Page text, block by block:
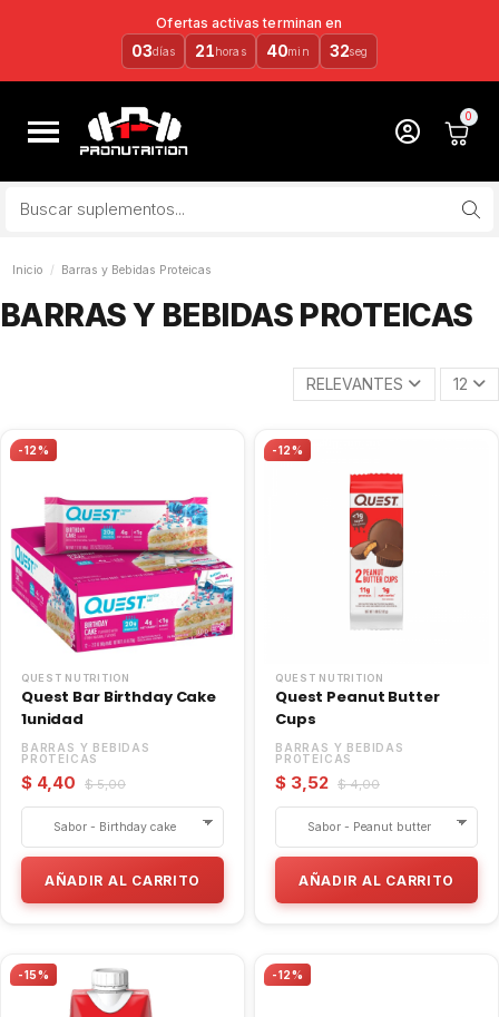
Ofertas activas terminan en
03días 21horas 40min 32seg
Inicio Barras y Bebidas Proteicas
BARRAS Y BEBIDAS PROTEICAS
RELEVANTES 12
-12%
QUEST NUTRITION
Quest Bar Birthday Cake
1unidad
BARRAS Y BEBIDAS
PROTEICAS
$ 4,40 $ 5,00
AÑADIR AL CARRITO
-12%
QUEST NUTRITION
Quest Peanut Butter
Cups
BARRAS Y BEBIDAS
PROTEICAS
$ 3,52 $ 4,00
AÑADIR AL CARRITO
-15% -12%